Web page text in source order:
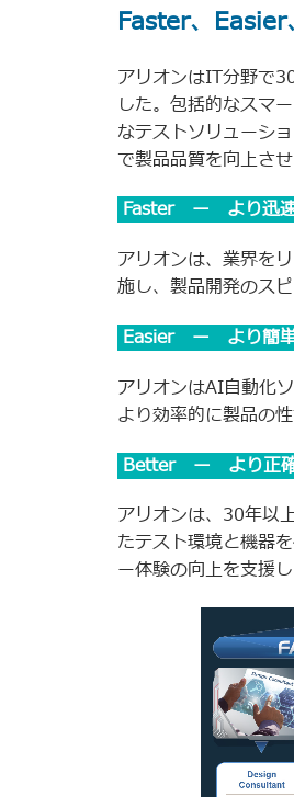
Faster、
アリオンはIT分野で
した。包括的なスマ
なテストソリューシ
で製品品質を向上さ
Faster ー より迅
アリオンは、業界を
施し、製品開発のス
Easier ー より簡
アリオンはAI自動化
より効率的に製品の
Better ー より正
アリオンは、30年以
たテスト環境と機器
ー体験の向上を支援